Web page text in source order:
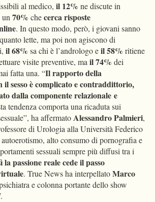
al medico, il 12% ne discute in
un70% checerca risposte
. In questo modo, però, i giovani sanno
lette, ma poi non agiscono di
il 68% sa chi è l’andrologo eil 58% ritiene
visite preventive, mail 74% dei
fatta una. “Il rapporto della
il sesso è complicato e contraddittorio,
dalla componente relazionale e
tendenza comporta una ricaduta sui
ha affermatoAlessandro Palmieri,
di Urologia alla Università Federico
alto consumo di pornografia e
sessuali sempre più diffusi tra i
la passione reale cede il passo
. True News ha interpellatoMarco
e colonna portante dello show